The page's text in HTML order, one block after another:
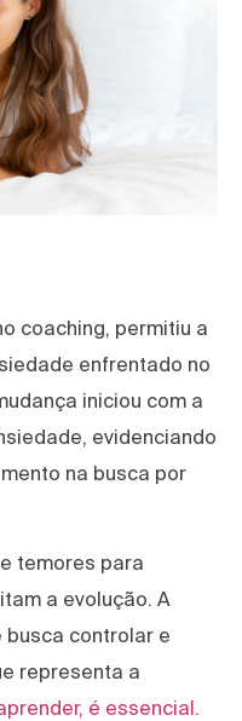
coaching, permitiu a
enfrentado no
iniciou com a
evidenciando
na busca por
temores para
a evolução. A
busca controlar e
representa a
é essencial.